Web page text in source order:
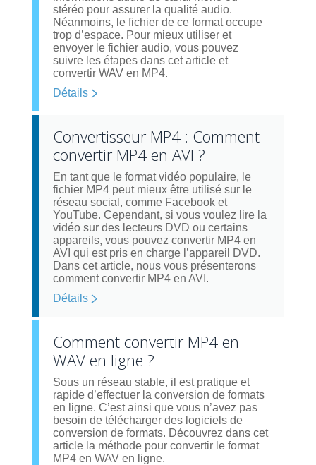
stéréo pour assurer la qualité audio.
Néanmoins, le fichier de ce format occupe
trop d’espace. Pour mieux utiliser et
envoyer le fichier audio, vous pouvez
suivre les étapes dans cet article et
convertir WAV en MP4.
Détails
Convertisseur MP4 : Comment
convertir MP4 en AVI ?
En tant que le format vidéo populaire, le
fichier MP4 peut mieux être utilisé sur le
réseau social, comme Facebook et
YouTube. Cependant, si vous voulez lire la
vidéo sur des lecteurs DVD ou certains
appareils, vous pouvez convertir MP4 en
AVI qui est pris en charge l’appareil DVD.
Dans cet article, nous vous présenterons
comment convertir MP4 en AVI.
Détails
Comment convertir MP4 en
WAV en ligne ?
Sous un réseau stable, il est pratique et
rapide d’effectuer la conversion de formats
en ligne. C’est ainsi que vous n’avez pas
besoin de télécharger des logiciels de
conversion de formats. Découvrez dans cet
article la méthode pour convertir le format
MP4 en WAV en ligne.